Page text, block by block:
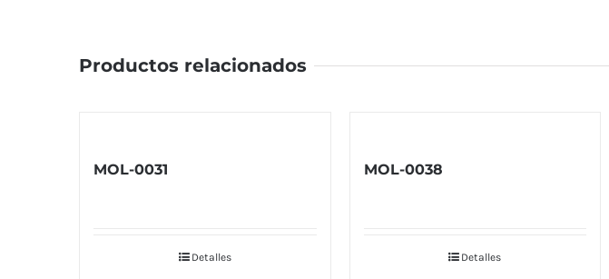
Productos relacionados
MOL-0031
Detalles
MOL-0038
Detalles